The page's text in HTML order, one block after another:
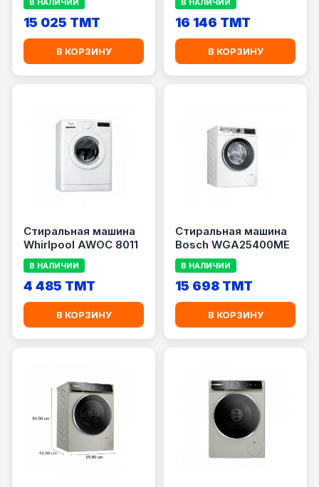
В НАЛИЧИИ
15 025 TMT
В КОРЗИНУ
В НАЛИЧИИ
16 146 TMT
В КОРЗИНУ
Стиральная машина
Whirlpool AWOC 8011
В НАЛИЧИИ
4 485 TMT
В КОРЗИНУ
Стиральная машина
Bosch WGA25400ME
В НАЛИЧИИ
15 698 TMT
В КОРЗИНУ